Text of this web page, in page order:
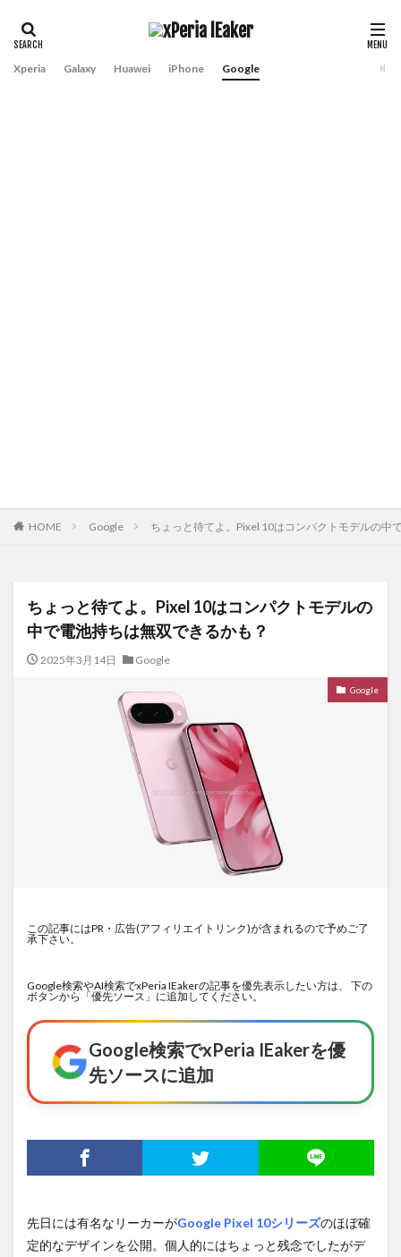
Xperia Galaxy Huawei iPhone Google
HOME Google ちょっと待てよ。Pixel 10はコンパクトモデルの中
ちょっと待てよ。Pixel 10はコンパクトモデルの
中で電池持ちは無双できるかも？
2025年3月14日 Google
Google
この記事にはPR・広告(アフィリエイトリンク)が含まれるので予めご了
承下さい。
Google検索やAI検索でxPeria IEakerの記事を優先表示したい方は、 下の
ボタンから「優先ソース」に追加してください。
Google検索でxPeria IEakerを優
先ソースに追加
先日には有名なリーカーがGoogle Pixel 10シリーズのほぼ確
定的なデザインを公開。個人的にはちょっと残念でしたがデ